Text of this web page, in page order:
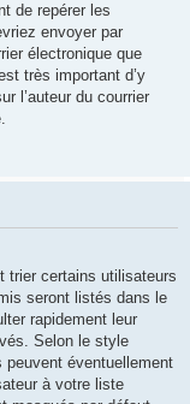
de repérer les
envoyer par
électronique que
très important d’y
l’auteur du courrier
trier certains utilisateurs
seront listés dans le
rapidement leur
Selon le style
éventuellement
à votre liste